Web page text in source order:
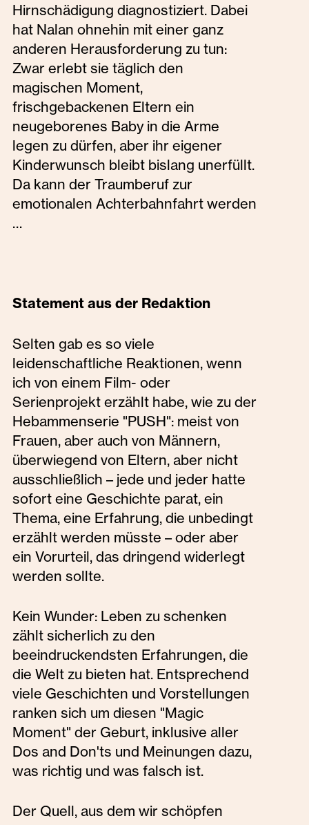
Hirnschädigung diagnostiziert. Dabei
hat Nalan ohnehin mit einer ganz
anderen Herausforderung zu tun:
Zwar erlebt sie täglich den
magischen Moment,
frischgebackenen Eltern ein
neugeborenes Baby in die Arme
legen zu dürfen, aber ihr eigener
Kinderwunsch bleibt bislang unerfüllt.
Da kann der Traumberuf zur
emotionalen Achterbahnfahrt werden
…
Statement aus der Redaktion
Selten gab es so viele
leidenschaftliche Reaktionen, wenn
ich von einem Film- oder
Serienprojekt erzählt habe, wie zu der
Hebammenserie "PUSH": meist von
Frauen, aber auch von Männern,
überwiegend von Eltern, aber nicht
ausschließlich – jede und jeder hatte
sofort eine Geschichte parat, ein
Thema, eine Erfahrung, die unbedingt
erzählt werden müsste – oder aber
ein Vorurteil, das dringend widerlegt
werden sollte.
Kein Wunder: Leben zu schenken
zählt sicherlich zu den
beeindruckendsten Erfahrungen, die
die Welt zu bieten hat. Entsprechend
viele Geschichten und Vorstellungen
ranken sich um diesen "Magic
Moment" der Geburt, inklusive aller
Dos and Don'ts und Meinungen dazu,
was richtig und was falsch ist.
Der Quell, aus dem wir schöpfen